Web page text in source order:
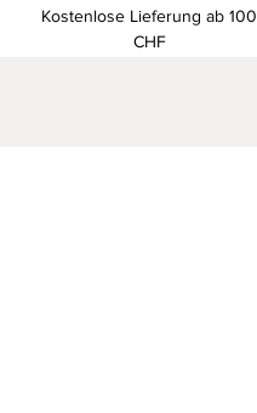
Kostenlose Lieferung ab 100
CHF